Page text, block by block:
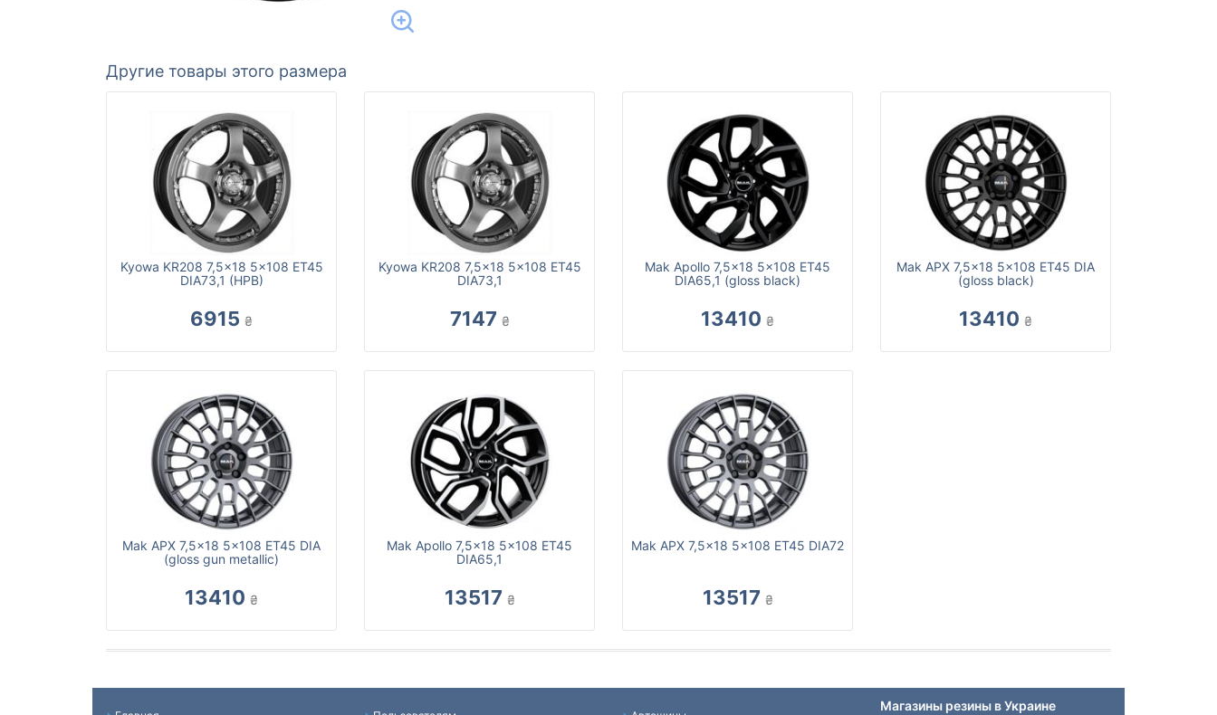
Другие товары этого размера
Kyowa KR208 7,5x18 5x108 ET45
DIA73,1 (HPB)
6915 ₴
Kyowa KR208 7,5x18 5x108 ET45
DIA73,1
7147 ₴
Mak Apollo 7,5x18 5x108 ET45
DIA65,1 (gloss black)
13410 ₴
Mak APX 7,5x18 5x108 ET45 DIA
(gloss black)
13410 ₴
Mak APX 7,5x18 5x108 ET45 DIA
(gloss gun metallic)
13410 ₴
Mak Apollo 7,5x18 5x108 ET45
DIA65,1
13517 ₴
Mak APX 7,5x18 5x108 ET45 DIA72
13517 ₴
Магазины резины в Украине